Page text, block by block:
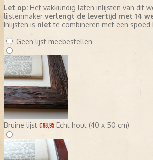
Let op: Het vakkundig laten inlijsten van dit
lijstenmaker verlengt de levertijd met 14
Inlijsten is niet te combineren met een spoed
Geen lijst meebestellen
Bruine lijst € 98,95 Echt hout (40 x 50 cm)